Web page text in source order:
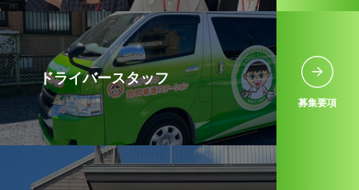
ドライバースタッフ
募集要項